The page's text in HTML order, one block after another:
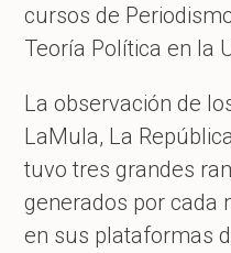
cursos de
Teoría Política en la
La observación de
LaMula, La
tuvo tres grandes
generados por cada
en sus plataformas